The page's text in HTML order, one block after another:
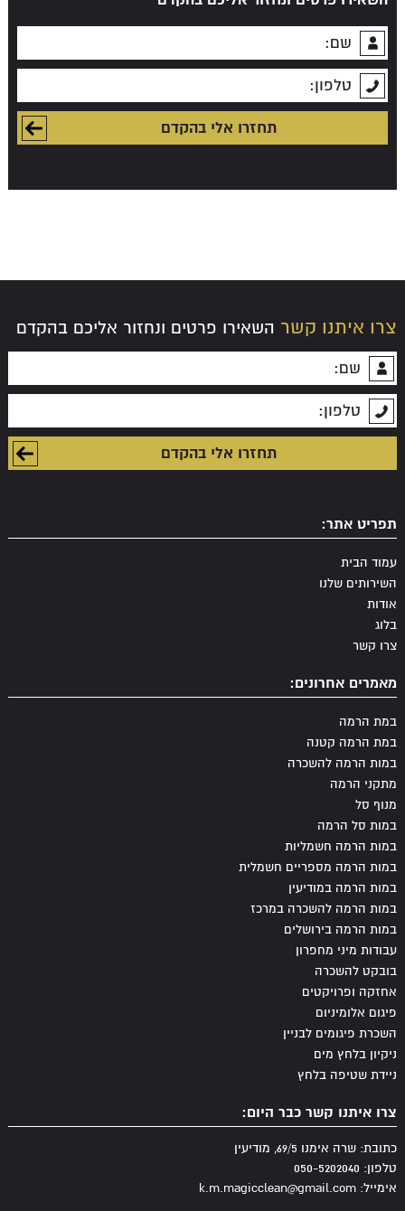
צרו איתנו קשר השאירו פרטים ונחזור אליכם בהקדם
תפריט אתר:
עמוד הבית
השירותים שלנו
אודות
בלוג
צרו קשר
מאמרים אחרונים:
במת הרמה
במת הרמה קטנה
במות הרמה להשכרה
מתקני הרמה
מנוף סל
במות סל הרמה
במות הרמה חשמליות
במות הרמה מספריים חשמלית
במות הרמה במודיעין
במות הרמה להשכרה במרכז
במות הרמה בירושלים
עבודות מיני מחפרון
בובקט להשכרה
אחזקה ופרויקטים
פיגום אלומיניום
השכרת פיגומים לבניין
ניקיון בלחץ מים
ניידת שטיפה בלחץ
צרו איתנו קשר כבר היום:
כתובת: שרה אימנו 69/5, מודיעין
טלפון: 050-5202040
אימייל: k.m.magicclean@gmail.com